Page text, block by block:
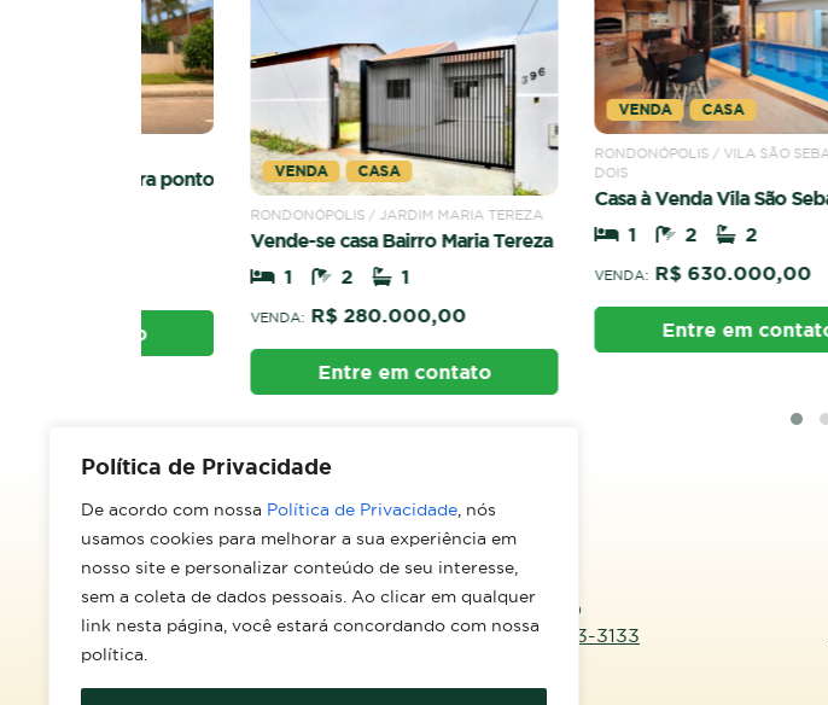
Política de Privacidade
De acordo com nossa Política de Privacidade , nós
usamos cookies para melhorar a sua experiência em
nosso site e personalizar conteúdo de seu interesse,
sem a coleta de dados pessoais. Ao clicar em qualquer
link nesta página, você estará concordando com nossa
política.
VENDA CASA
RONDONÓPOLIS / JARDIM MARIA TEREZA
Vende-se casa Bairro Maria Tereza
R$ 280.000,00
Entre em contato
VENDA CASA
RONDONÓPOLIS / VILA SÃO SEBASTIÃO
DOIS
Casa à Venda Vila São Sebastião II
1
R$ 630.000,00
Entre em contato
Av. Paulo VI, 54 - Parque Real
Rondonópolis/MT
WhatsApp
(66) 99613-3133